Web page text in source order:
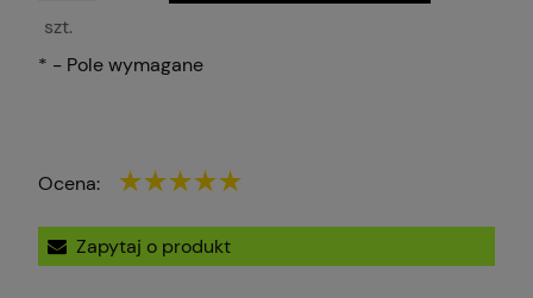
szt.
* - Pole wymagane
Ocena:
Zapytaj o produkt